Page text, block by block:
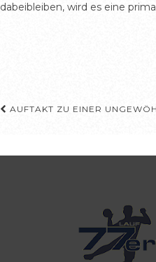
dabeibleiben, wird es eine
AUFTAKT ZU EINER